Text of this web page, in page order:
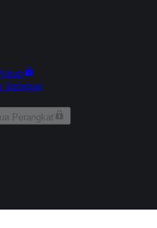
Jaringan
Perangkat